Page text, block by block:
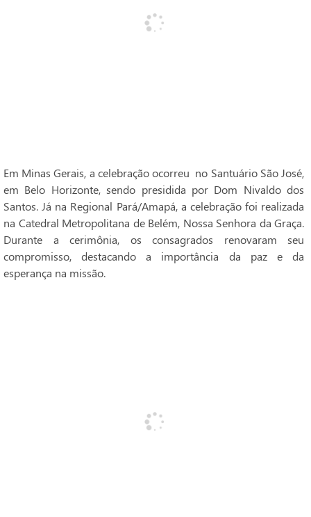
Em Minas Gerais, a celebração ocorreu no Santuário São José,
em Belo Horizonte, sendo presidida por Dom Nivaldo dos
Santos. Já na Regional Pará/Amapá, a celebração foi realizada
na Catedral Metropolitana de Belém, Nossa Senhora da Graça.
Durante a cerimônia, os consagrados renovaram seu
compromisso, destacando a importância da paz e da
esperança na missão.